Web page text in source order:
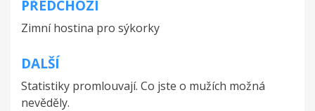
Navigace
pro
příspěvek
PŘEDCHOZÍ
Zimní hostina pro sýkorky
DALŠÍ
Statistiky promlouvají. Co jste o mužích možná
nevěděly.